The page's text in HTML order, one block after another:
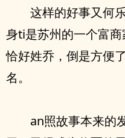
‮样这‬的好事又何乐而不为呢？这次她附⾝的
⾝ti是苏州的‮个一‬富商家的小娘子，这家的老爷
恰好姓乔，倒是方便了她
名。
an照故事本来的